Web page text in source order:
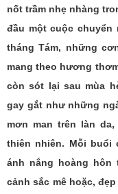
nốt trầm nhẹ nhàng
đầu một cuộc chuyển
tháng Tám, những
mang theo hương
còn sót lại sau mùa
gay gắt như những
mơn man trên làn
thiên nhiên. Mỗi buổi
ánh nắng hoàng hôn
cảnh sắc mê hoặc,